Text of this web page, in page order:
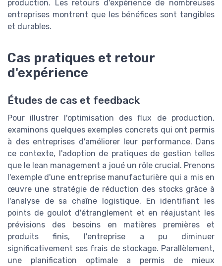
production. Les retours d'expérience de nombreuses
entreprises montrent que les bénéfices sont tangibles
et durables.
Cas pratiques et retour
d'expérience
Études de cas et feedback
Pour illustrer l'optimisation des flux de production,
examinons quelques exemples concrets qui ont permis
à des entreprises d'améliorer leur performance. Dans
ce contexte, l'adoption de pratiques de gestion telles
que le lean management a joué un rôle crucial. Prenons
l'exemple d'une entreprise manufacturière qui a mis en
œuvre une stratégie de réduction des stocks grâce à
l'analyse de sa chaîne logistique. En identifiant les
points de goulot d'étranglement et en réajustant les
prévisions des besoins en matières premières et
produits finis, l'entreprise a pu diminuer
significativement ses frais de stockage. Parallèlement,
une planification optimale a permis de mieux